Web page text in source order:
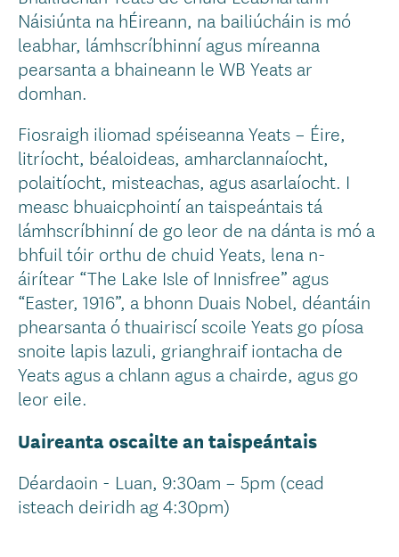
Náisiúnta na hÉireann, na bailiúcháin is mó
leabhar, lámhscríbhinní agus míreanna
pearsanta a bhaineann le WB Yeats ar
domhan.
Fiosraigh iliomad spéiseanna Yeats – Éire,
litríocht, béaloideas, amharclannaíocht,
polaitíocht, misteachas, agus asarlaíocht. I
measc bhuaicphointí an taispeántais tá
lámhscríbhinní de go leor de na dánta is mó a
bhfuil tóir orthu de chuid Yeats, lena n-
áirítear “The Lake Isle of Innisfree” agus
“Easter, 1916”, a bhonn Duais Nobel, déantáin
phearsanta ó thuairiscí scoile Yeats go píosa
snoite lapis lazuli, grianghraif iontacha de
Yeats agus a chlann agus a chairde, agus go
leor eile.
Uaireanta oscailte an taispeántais
Déardaoin - Luan, 9:30am – 5pm (cead
isteach deiridh ag 4:30pm)